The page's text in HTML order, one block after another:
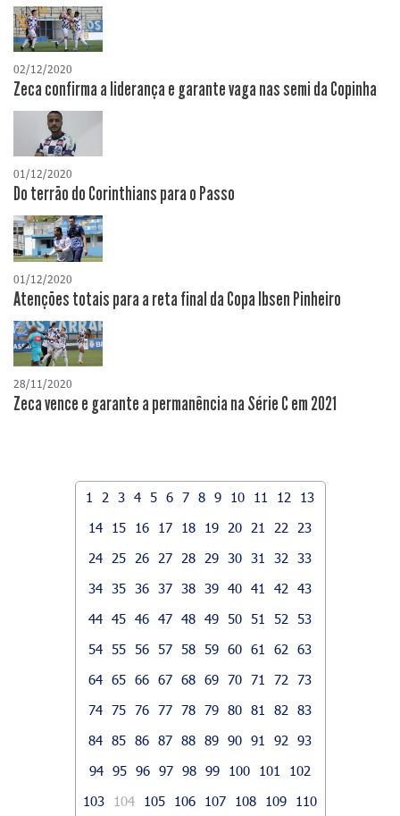
02/12/2020
Zeca confirma a liderança e garante vaga nas semi da Copinha
01/12/2020
Do terrão do Corinthians para o Passo
01/12/2020
Atenções totais para a reta final da Copa Ibsen Pinheiro
28/11/2020
Zeca vence e garante a permanência na Série C em 2021
1 2 3 4 5 6 7 8 9 10 11 12
13
14
15 16 17 18 19 20 21 22
23
24
25 26 27 28 29 30 31 32
33
34 35 36 37 38 39 40 41 42
43
44 45 46 47 48 49 50 51 52
53
54 55 56 57 58 59 60 61 62
63
64 65 66 67 68 69 70 71 72
73
74 75 76 77 78 79 80 81 82
83
84 85 86 87 88 89 90 91 92
93
94 95 96 97 98 99 100 101
102
103
104 105 106 107 108 109
110